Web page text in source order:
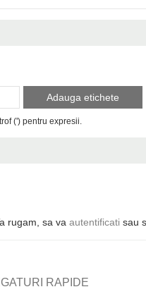
Adauga etichete
(') pentru expresii.
rugam, sa va autentificati sau
RAPIDE